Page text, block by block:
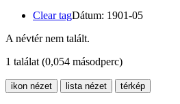
Clear tagDátum: 1901-05
A névtér nem talált.
1 találat(0,054 másodperc)
ikon nézet lista nézet térkép